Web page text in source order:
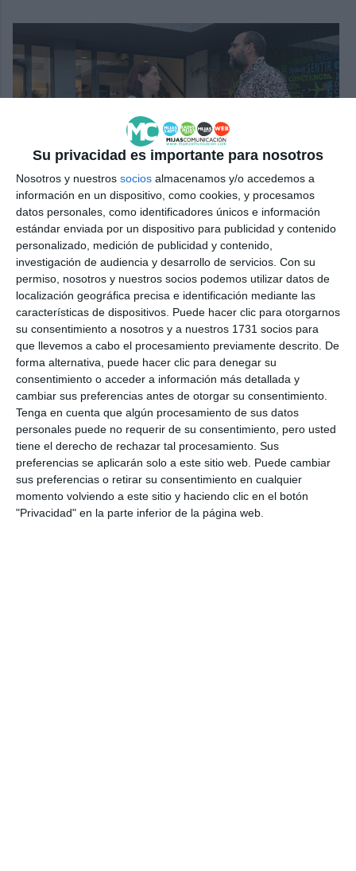
Su privacidad es importante para nosotros
Nosotros y nuestros socios almacenamos y/o accedemos a
información en un dispositivo, como cookies, y procesamos
datos personales, como identificadores únicos e información
estándar enviada por un dispositivo para publicidad y contenido
personalizado, medición de publicidad y contenido,
investigación de audiencia y desarrollo de servicios. Con su
permiso, nosotros y nuestros socios podemos utilizar datos de
localización geográfica precisa e identificación mediante las
características de dispositivos. Puede hacer clic para otorgarnos
su consentimiento a nosotros y a nuestros 1731 socios para
que llevemos a cabo el procesamiento previamente descrito. De
forma alternativa, puede hacer clic para denegar su
consentimiento o acceder a información más detallada y
cambiar sus preferencias antes de otorgar su consentimiento.
Tenga en cuenta que algún procesamiento de sus datos
personales puede no requerir de su consentimiento, pero usted
tiene el derecho de rechazar tal procesamiento. Sus
preferencias se aplicarán solo a este sitio web. Puede cambiar
sus preferencias o retirar su consentimiento en cualquier
momento volviendo a este sitio y haciendo clic en el botón
"Privacidad" en la parte inferior de la página web.
La edil de Juventud, Melisa Ceballos, felicitó el trabajo
realizado por el profesor Nacho Recio. MIJAS
COMUNICACIÓN.
Comparte esta noticia desde el siguiente enlace:
https://mijascom.com/?a=38337
CINE TALLER UP MIJAS ANNELI